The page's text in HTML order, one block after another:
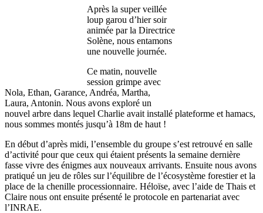
Après la super veillée
loup garou d’hier soir
animée par la Directrice
Solène, nous entamons
une nouvelle journée.
Ce matin, nouvelle
session grimpe avec
Nola, Ethan, Garance, Andréa, Martha,
Laura, Antonin. Nous avons exploré un
nouvel arbre dans lequel Charlie avait installé plateforme et hamacs,
nous sommes montés jusqu’à 18m de haut !
En début d’après midi, l’ensemble du groupe s’est retrouvé en salle
d’activité pour que ceux qui étaient présents la semaine dernière
fasse vivre des énigmes aux nouveaux arrivants. Ensuite nous avons
pratiqué un jeu de rôles sur l’équilibre de l’écosystème forestier et la
place de la chenille processionnaire. Héloïse, avec l’aide de Thais et
Claire nous ont ensuite présenté le protocole en partenariat avec
l’INRAE.